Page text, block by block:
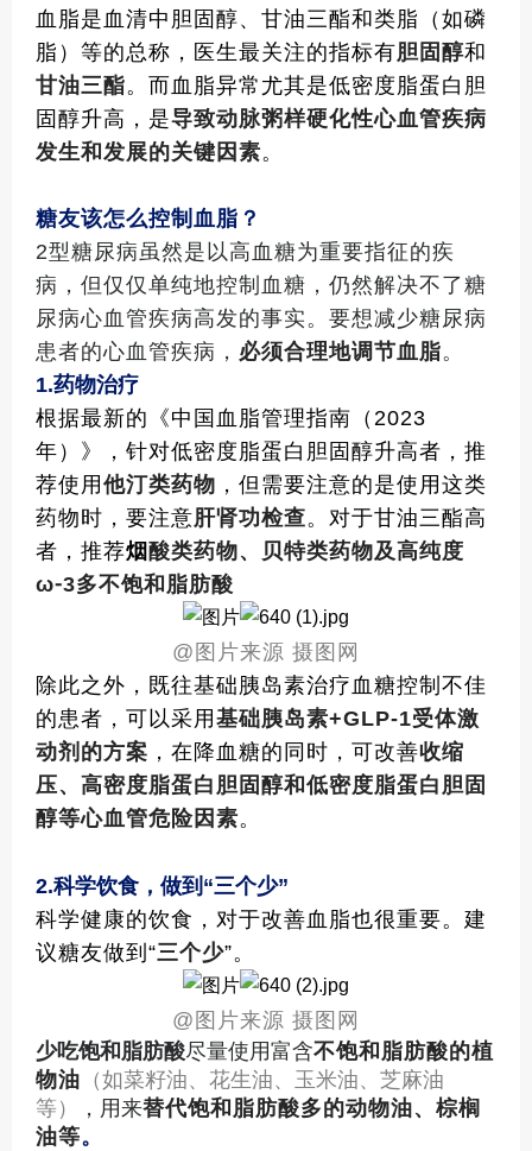
血脂是血清中胆固醇、甘油三酯和类脂（如磷
脂）等的总称，医生最关注的指标有胆固醇和
甘油三酯。而血脂异常尤其是低密度脂蛋白胆
固醇升高，是导致动脉粥样硬化性心血管疾病
发生和发展的关键因素。
糖友该怎么控制血脂？
2型糖尿病虽然是以高血糖为重要指征的疾
病，但仅仅单纯地控制血糖，仍然解决不了糖
尿病心血管疾病高发的事实。要想减少糖尿病
患者的心血管疾病， 必须合理地调节血脂。
1.药物治疗
根据最新的《中国血脂管理指南（2023
年）》，针对低密度脂蛋白胆固醇升高者，推
荐使用 他汀类药物 ，但需要注意的是使用这类
药物时，要注意肝肾功检查。对于甘油三酯高
者，推荐烟酸类药物、贝特类药物及高纯度
ω⁃3多不饱和脂肪酸
@ 图片来源 摄图网
除此之外，既往基础胰岛素治疗血糖控制不佳
的患者，可以采用 基础胰岛素+GLP-1受体激
动剂的方案 ，在降血糖的同时，可改善收缩
压、高密度脂蛋白胆固醇和低密度脂蛋白胆固
醇等心血管危险因素。
2.科学饮食，做到“三个少”
科学健康的饮食，对于改善血脂也很重要。建
议糖友做到“三个少”。
@ 图片来源 摄图网
少吃饱和脂肪酸尽量使用富含不饱和脂肪酸的植
物油 （如菜籽油、花生油、玉米油、芝麻油
等）
，用来替代饱和脂肪酸多的动物油、棕榈
油等。